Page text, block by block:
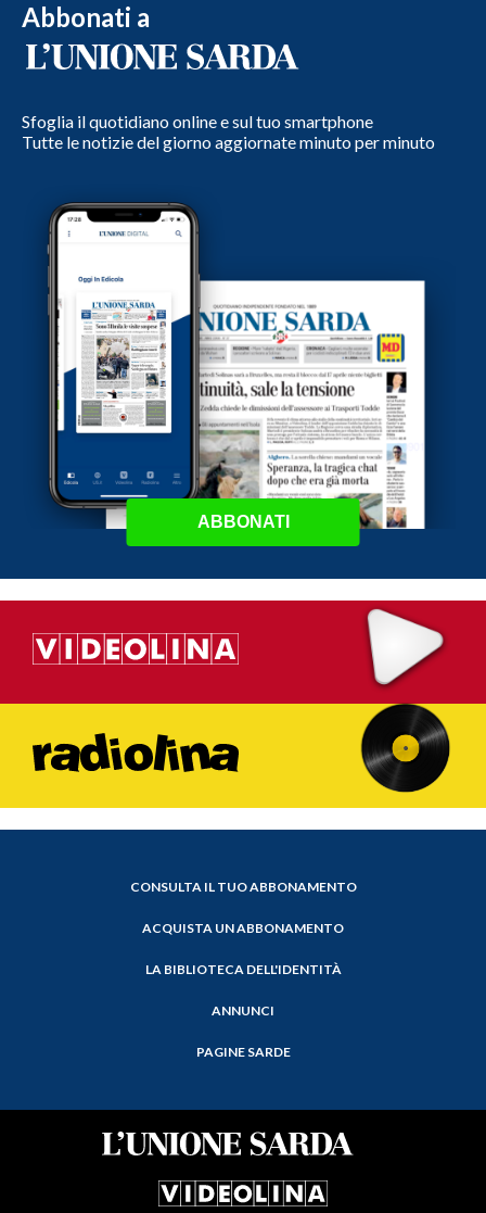
Abbonati a
Sfoglia il quotidiano online e sul tuo smartphone
Tutte le notizie del giorno aggiornate minuto per minuto
ABBONATI
CONSULTA IL TUO ABBONAMENTO
ACQUISTA UN ABBONAMENTO
LA BIBLIOTECA DELL'IDENTITÀ
ANNUNCI
PAGINE SARDE